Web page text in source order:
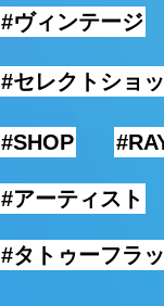
#ヴィンテージ
#セレクトショ
#SHOP
#アーティスト
#タトゥーフラ